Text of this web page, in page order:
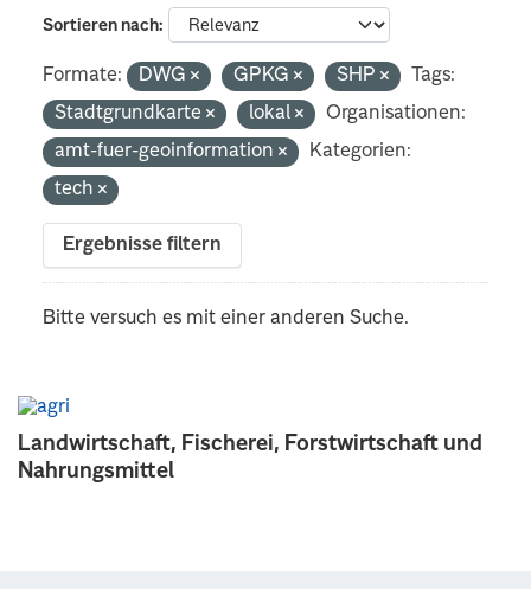
Landwirtschaft, Fischerei, Forstwirtschaft und
Nahrungsmittel
Sortieren nach
Formate: DWG GPKG SHP
Tags:
Stadtgrundkarte
lokal
Organisationen:
amt-fuer-geoinformation
Kategorien:
tech
Ergebnisse filtern
Bitte versuch es mit einer anderen Suche.